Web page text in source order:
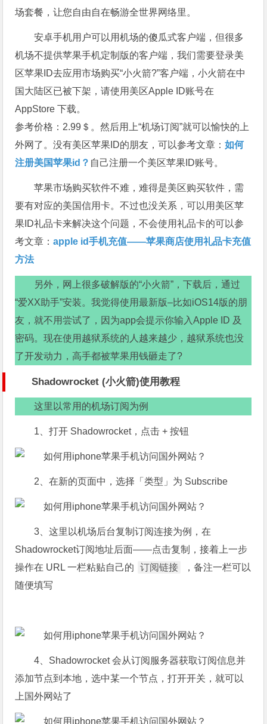
场套餐，让您自由自在畅游全世界网络里。
安卓手机用户可以用机场的傻瓜式客户端，但很多
机场不提供苹果手机定制版的客户端，我们需要登录美
区苹果ID去应用市场购买“小火箭?”客户端，小火箭在中
国大陆区已被下架，请使用美区Apple ID账号在
AppStore 下载。
参考价格：2.99＄。然后用上“机场订阅”就可以愉快的上
外网了。没有美区苹果ID的朋友，可以参考文章：如何
注册美国苹果id？ 自己注册一个美区苹果ID账号。
苹果市场购买软件不难，难得是美区购买软件，需
要有对应的美国信用卡。不过也没关系，可以用美区苹
果ID礼品卡来解决这个问题，不会使用礼品卡的可以参
考文章：apple id手机充值——苹果商店使用礼品卡充值
方法
另外，网上很多破解版的“小火箭”，下载后，通过
“爱XX助手”安装。我觉得使用最新版–比如iOS14版的朋
友，就不用尝试了，因为app会提示你输入Apple ID 及
密码。现在使用越狱系统的人越来越少，越狱系统也没
了开发动力，高手都被苹果用钱砸走了?
Shadowrocket (小火箭)使用教程
这里以常用的机场订阅为例
1、打开 Shadowrocket，点击 + 按钮
2、在新的页面中，选择「类型」为 Subscribe
3、这里以机场后台复制订阅连接为例，在
Shadowrocket订阅地址后面——点击复制，接着上一步
操作在 URL 一栏粘贴自己的
订阅链接
，备注一栏可以
随便填写
4、Shadowrocket 会从订阅服务器获取订阅信息并
添加节点到本地，选中某一个节点，打开开关，就可以
上国外网站了